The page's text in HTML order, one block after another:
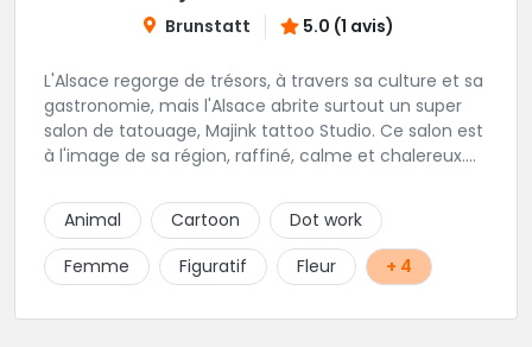
Brunstatt 5.0 (1 avis)
L'Alsace regorge de trésors, à travers sa culture et sa
gastronomie, mais l'Alsace abrite surtout un super
salon de tatouage, Majink tattoo Studio. Ce salon est
à l'image de sa région, raffiné, calme et chalereux.
découvrir son super shop !
Animal Cartoon
Dot work
Femme
Figuratif Fleur + 4